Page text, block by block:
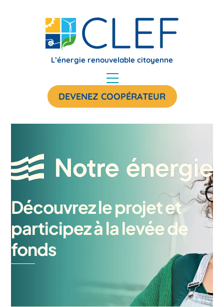
L’énergie renouvelable citoyenne
Menu
DEVENEZ COOPÉRATEUR
Découvrez le projet et
participez à la levée de
fonds